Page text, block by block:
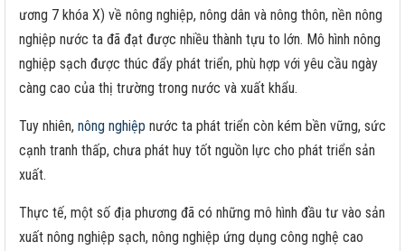
ương 7 khóa X) về nông nghiệp, nông dân và nông thôn, nền nông
nghiệp nước ta đã đạt được nhiều thành tựu to lớn. Mô hình nông
nghiệp sạch được thúc đẩy phát triển, phù hợp với yêu cầu ngày
càng cao của thị trường trong nước và xuất khẩu.
Tuy nhiên, nông nghiệp nước ta phát triển còn kém bền vững, sức
cạnh tranh thấp, chưa phát huy tốt nguồn lực cho phát triển sản
xuất.
Thực tế, một số địa phương đã có những mô hình đầu tư vào sản
xuất nông nghiệp sạch, nông nghiệp ứng dụng công nghệ cao